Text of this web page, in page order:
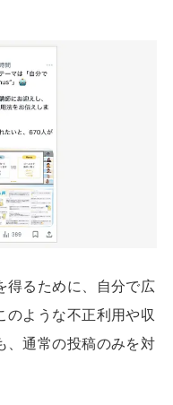
得るために、自分で広
のような不正利用や収
、通常の投稿のみを対